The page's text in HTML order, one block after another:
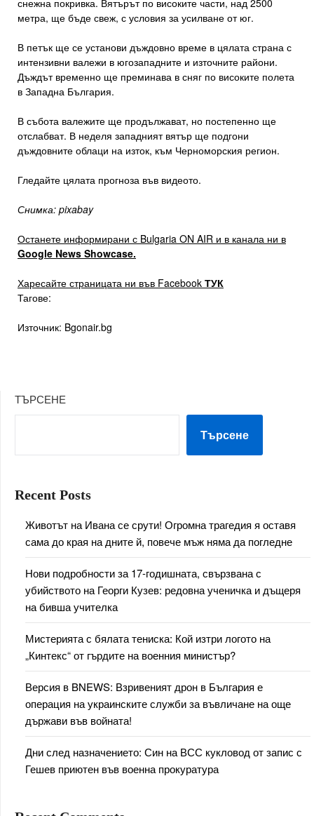
снежна покривка. Вятърът по високите части, над 2500
метра, ще бъде свеж, с условия за усилване от юг.
В петък ще се установи дъждовно време в цялата страна с
интензивни валежи в югозападните и източните райони.
Дъждът временно ще преминава в сняг по високите полета
в Западна България.
В събота валежите ще продължават, но постепенно ще
отслабват. В неделя западният вятър ще подгони
дъждовните облаци на изток, към Черноморския регион.
Гледайте цялата прогноза във видеото.
Снимка: pixabay
Останете информирани с Bulgaria ON AIR и в канала ни в
Google News Showcase.
Харесайте страницата ни във Facebook ТУК
Тагове:
Източник: Bgonair.bg
ТЪРСЕНЕ
Търсене
Recent Posts
Животът на Ивана се срути! Огромна трагедия я оставя
сама до края на дните й, повече мъж няма да погледне
Нови подробности за 17-годишната, свързвана с
убийството на Георги Кузев: редовна ученичка и дъщеря
на бивша учителка
Мистерията с бялата тениска: Кой изтри логото на
„Кинтекс“ от гърдите на военния министър?
Версия в BNEWS: Взривеният дрон в България е
операция на украинските служби за въвличане на още
държави във войната!
Дни след назначението: Син на ВСС кукловод от запис с
Гешев приютен във военна прокуратура